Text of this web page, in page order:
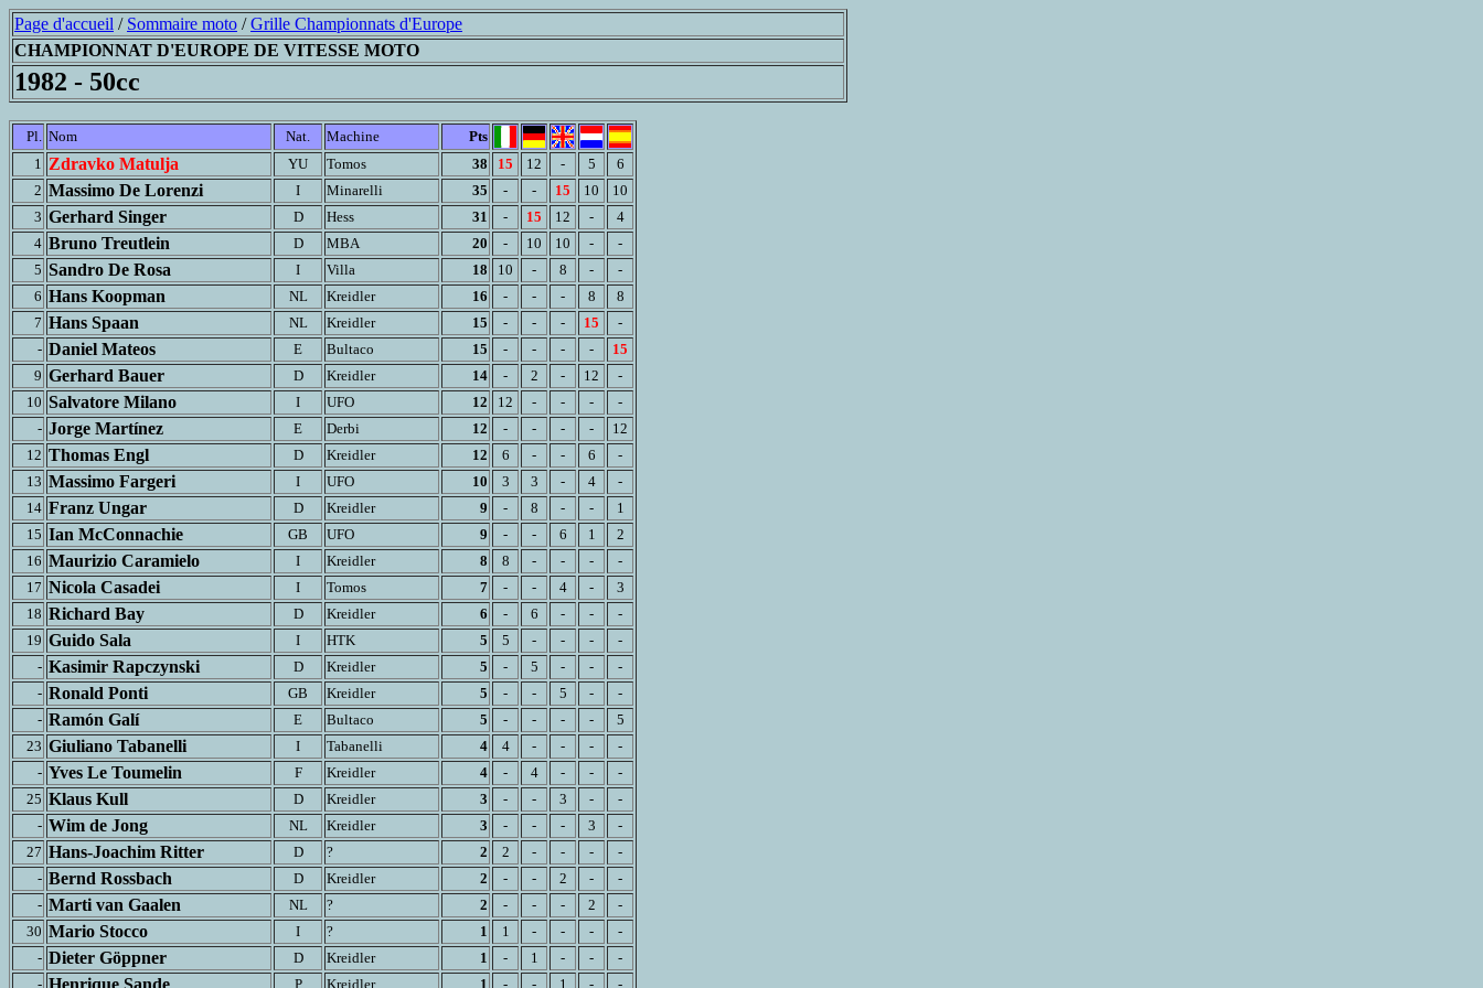
Page d'accueil / Sommaire moto /Grille Championnats d'Europe
CHAMPIONNAT D'EUROPE DE VITESSE MOTO
1982 - 50cc
Pl. Nom Nat. Machine
Pts
1 Zdravko Matulja YU Tomos 38 15 12 - 5
6
2 Massimo De Lorenzi I Minarelli 35 - - 15 10
10
3 Gerhard Singer D Hess 31 - 15 12 -
4
4 Bruno Treutlein D MBA 20 - 10 10 -
-
5 Sandro De Rosa I Villa 18 10 - 8 -
-
6 Hans Koopman NL Kreidler 16 - - - 8
8
7 Hans Spaan NL Kreidler 15 - - - 15
-
- Daniel Mateos E Bultaco 15 - - - -
15
9 Gerhard Bauer D Kreidler 14 - 2 - 12
-
10 Salvatore Milano I UFO 12 12 - - -
-
- Jorge Martínez E Derbi 12 - - - -
12
12 Thomas Engl D Kreidler 12 6 - - 6
-
13 Massimo Fargeri I UFO 10 3 3 - 4
-
14 Franz Ungar D Kreidler 9 - 8 - -
1
15 Ian McConnachie GB UFO 9 - - 6 1
2
16 Maurizio Caramielo I Kreidler 8 8 - - -
-
17 Nicola Casadei I Tomos 7 - - 4 -
3
18 Richard Bay D Kreidler 6 - 6 - -
-
19 Guido Sala I HTK 5 5 - - -
-
- Kasimir Rapczynski D Kreidler 5 - 5 - -
-
- Ronald Ponti GB Kreidler 5 - - 5 -
-
- Ramón Galí E Bultaco 5 - - - -
5
23 Giuliano Tabanelli I Tabanelli 4 4 - - -
-
- Yves Le Toumelin F Kreidler 4 - 4 - -
-
25 Klaus Kull D Kreidler 3 - - 3 -
-
- Wim de Jong NL Kreidler 3 - - - 3
-
27 Hans-Joachim Ritter D ? 2 2 - - -
-
- Bernd Rossbach D Kreidler 2 - - 2 -
-
- Marti van Gaalen NL ? 2 - - - 2
-
30 Mario Stocco I ? 1 1 - - -
-
- Dieter Göppner D Kreidler 1 - 1 - -
-
- Henrique Sande P Kreidler 1 - - 1 - -